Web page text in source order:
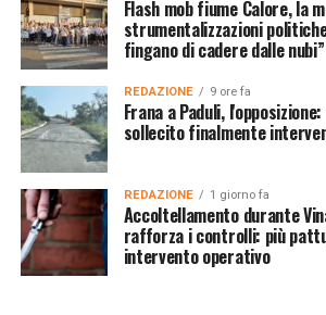
Flash mob fiume Calore, la
strumentalizzazioni
fingano di cadere dalle nubi”
REDAZIONE 9 ore fa
Frana a Paduli,
sollecito finalmente
REDAZIONE 1 giorno fa
Accoltellamento durante
rafforza i controlli: più
intervento operativo